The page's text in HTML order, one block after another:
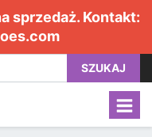
sprzedaż. Kontakt:
SZUKAJ